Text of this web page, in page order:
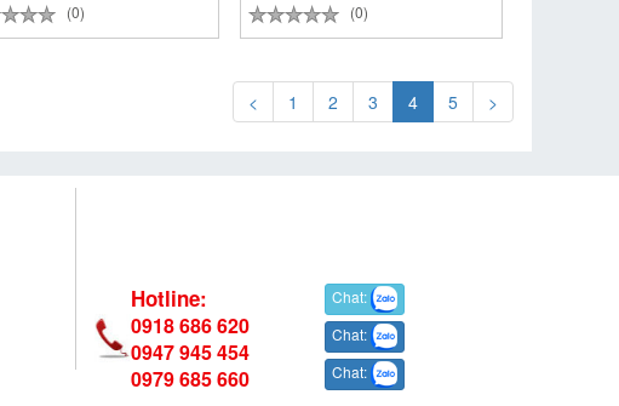
(0) (0)
< 1 2 3 4 5 >
Hotline:
0918 686 620
0947 945 454
0979 685 660
Chat:
Chat:
Chat: